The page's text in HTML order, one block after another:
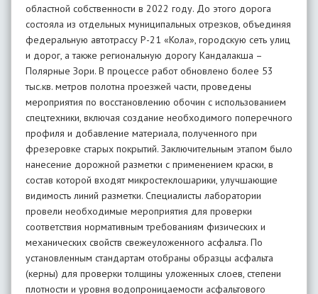
областной собственности в 2022 году. До этого дорога
состояла из отдельных муниципальных отрезков, объединяя
федеральную автотрассу Р-21 «Кола», городскую сеть улиц
и дорог, а также региональную дорогу Кандалакша –
Полярные Зори. В процессе работ обновлено более 53
тыс.кв. метров полотна проезжей части, проведены
мероприятия по восстановлению обочин с использованием
спецтехники, включая создание необходимого поперечного
профиля и добавление материала, полученного при
фрезеровке старых покрытий. Заключительным этапом было
нанесение дорожной разметки с применением краски, в
состав которой входят микростеклошарики, улучшающие
видимость линий разметки. Специалисты лаборатории
провели необходимые мероприятия для проверки
соответствия нормативным требованиям физических и
механических свойств свежеуложенного асфальта. По
установленным стандартам отобраны образцы асфальта
(керны) для проверки толщины уложенных слоев, степени
плотности и уровня водопроницаемости асфальтового